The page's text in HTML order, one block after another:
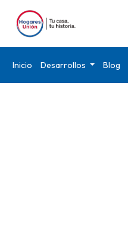
Inicio Desarrollos Blog